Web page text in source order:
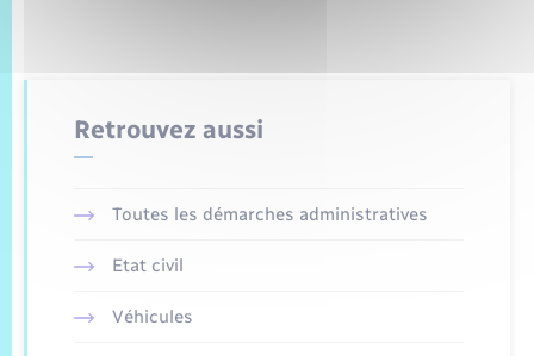
Retrouvez aussi
Toutes les démarches administratives
Etat civil
Véhicules